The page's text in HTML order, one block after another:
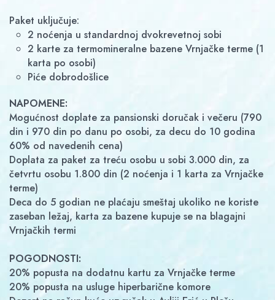
Paket uključuje:
2 noćenja u standardnoj dvokrevetnoj sobi
2 karte za termomineralne bazene Vrnjačke terme (1
karta po osobi)
piće dobrodošlice
NAPOMENE:
Mogućnost doplate za pansionski doručak i večeru (790
din i 970 din po danu po osobi, za decu do 10 godina
60% od navedenih cena)
Doplata za paket za treću osobu u sobi 3.000 din, za
četvrtu osobu 1.800 din (2 noćenja i 1 karta za Vrnjačke
terme)
Deca do 5 godian ne plaćaju smeštaj ukoliko ne koriste
zaseban ležaj, karta za bazene kupuje se na blagajni
Vrnjačkih termi
POGODNOSTI:
20% popusta na dodatnu kartu za Vrnjačke terme
20% popusta na usluge hiperbarične komore